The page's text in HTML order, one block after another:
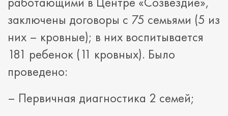
заключены договоры с 75 семьями (5 из
них – кровные); в них воспитывается
181 ребенок (11 кровных). Было
проведено:
– Первичная диагностика 2 семей;